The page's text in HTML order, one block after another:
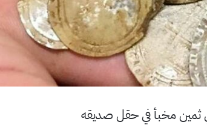
ثمين مخبأ في حقل صديقه